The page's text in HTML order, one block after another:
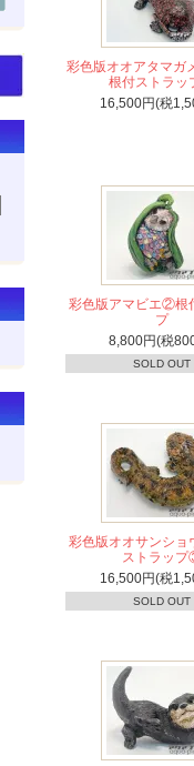
彩色版オオアタマガ
根付ストラ
16,500円(税
彩色版アマビエ②根
プ
8,800円(税
SOLD OUT
彩色版オオサンショ
ストラッ
16,500円(税
SOLD OUT